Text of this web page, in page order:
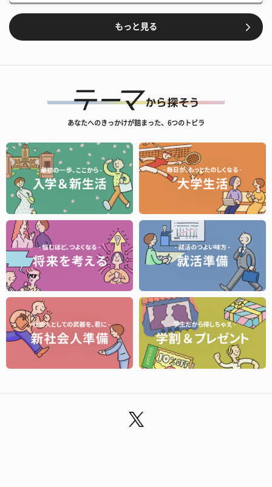
もっと見る
あなたへのきっかけが詰まった、6つのトビラ